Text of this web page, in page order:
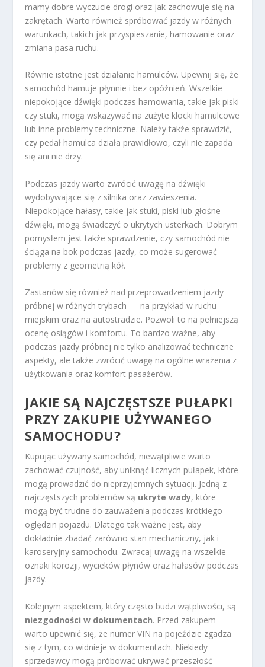
mamy dobre wyczucie drogi oraz jak zachowuje się na
zakrętach. Warto również spróbować jazdy w różnych
warunkach, takich jak przyspieszanie, hamowanie oraz
zmiana pasa ruchu.
Równie istotne jest działanie hamulców. Upewnij się, że
samochód hamuje płynnie i bez opóźnień. Wszelkie
niepokojące dźwięki podczas hamowania, takie jak piski
czy stuki, mogą wskazywać na zużyte klocki hamulcowe
lub inne problemy techniczne. Należy także sprawdzić,
czy pedał hamulca działa prawidłowo, czyli nie zapada
się ani nie drży.
Podczas jazdy warto zwrócić uwagę na dźwięki
wydobywające się z silnika oraz zawieszenia.
Niepokojące hałasy, takie jak stuki, piski lub głośne
dźwięki, mogą świadczyć o ukrytych usterkach. Dobrym
pomysłem jest także sprawdzenie, czy samochód nie
ściąga na bok podczas jazdy, co może sugerować
problemy z geometrią kół.
Zastanów się również nad przeprowadzeniem jazdy
próbnej w różnych trybach — na przykład w ruchu
miejskim oraz na autostradzie. Pozwoli to na pełniejszą
ocenę osiągów i komfortu. To bardzo ważne, aby
podczas jazdy próbnej nie tylko analizować techniczne
aspekty, ale także zwrócić uwagę na ogólne wrażenia z
użytkowania oraz komfort pasażerów.
JAKIE SĄ NAJCZĘSTSZE PUŁAPKI
PRZY ZAKUPIE UŻYWANEGO
SAMOCHODU?
Kupując używany samochód, niewątpliwie warto
zachować czujność, aby uniknąć licznych pułapek, które
mogą prowadzić do nieprzyjemnych sytuacji. Jedną z
najczęstszych problemów są ukryte wady, które
mogą być trudne do zauważenia podczas krótkiego
oględzin pojazdu. Dlatego tak ważne jest, aby
dokładnie zbadać zarówno stan mechaniczny, jak i
karoseryjny samochodu. Zwracaj uwagę na wszelkie
oznaki korozji, wycieków płynów oraz hałasów podczas
jazdy.
Kolejnym aspektem, który często budzi wątpliwości, są
niezgodności w dokumentach. Przed zakupem
warto upewnić się, że numer VIN na pojeździe zgadza
się z tym, co widnieje w dokumentach. Niekiedy
sprzedawcy mogą próbować ukrywać przeszłość